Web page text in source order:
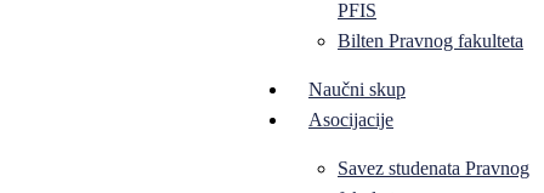
PFIS
Bilten Pravnog fakulteta
Naučni skup
Asocijacije
Savez studenata Pravnog